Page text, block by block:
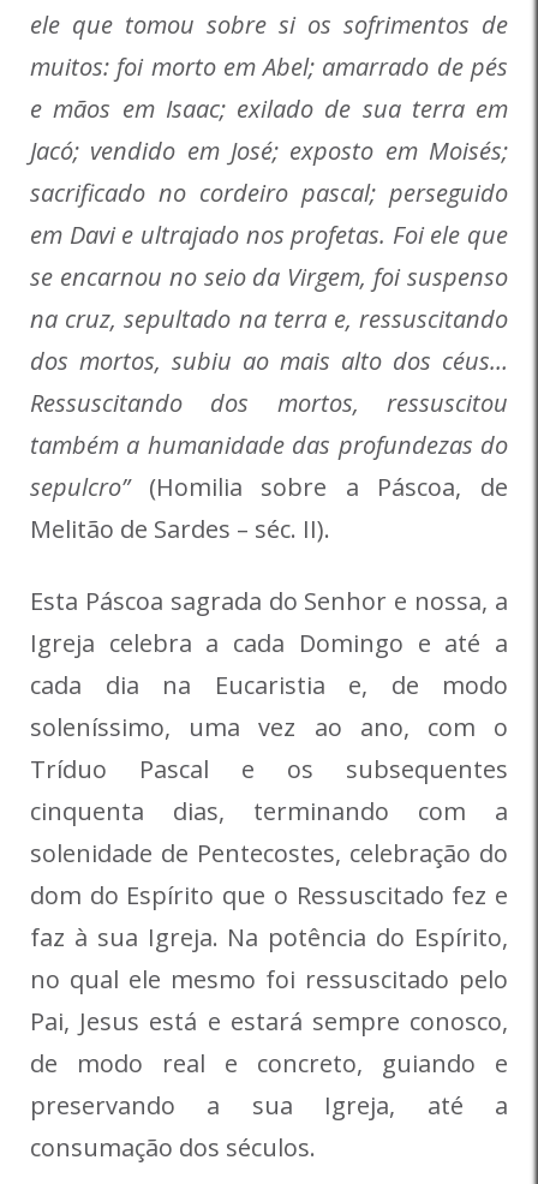
ele que tomou sobre si os sofrimentos de
muitos: foi morto em Abel; amarrado de pés
e mãos em Isaac; exilado de sua terra em
Jacó; vendido em José; exposto em Moisés;
sacrificado no cordeiro pascal; perseguido
em Davi e ultrajado nos profetas. Foi ele que
se encarnou no seio da Virgem, foi suspenso
na cruz, sepultado na terra e, ressuscitando
dos mortos, subiu ao mais alto dos céus…
Ressuscitando dos mortos, ressuscitou
também a humanidade das profundezas do
sepulcro”(Homilia sobre a Páscoa, de
Melitão de Sardes – séc. II).
Esta Páscoa sagrada do Senhor e nossa, a
Igreja celebra a cada Domingo e até a
cada dia na Eucaristia e, de modo
soleníssimo, uma vez ao ano, com o
Tríduo Pascal e os subsequentes
cinquenta dias, terminando com a
solenidade de Pentecostes, celebração do
dom do Espírito que o Ressuscitado fez e
faz à sua Igreja. Na potência do Espírito,
no qual ele mesmo foi ressuscitado pelo
Pai, Jesus está e estará sempre conosco,
de modo real e concreto, guiando e
preservando a sua Igreja, até a
consumação dos séculos.